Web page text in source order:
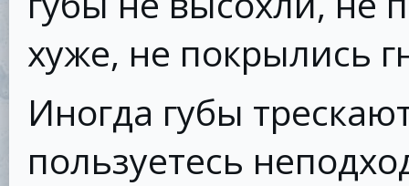
хуже, не покрылись
Иногда губы
пользуетесь